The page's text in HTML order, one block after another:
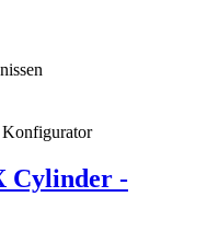
Cylinder -